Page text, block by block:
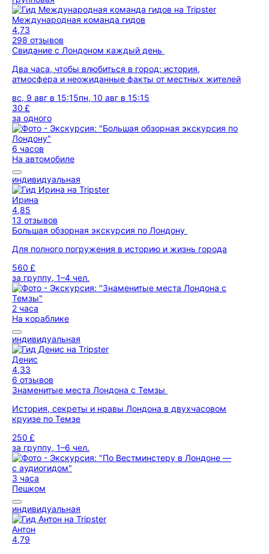
Международная команда гидов
4,73
298 отзывов
Свидание с Лондоном каждый день
Два часа, чтобы влюбиться в город: история,
атмосфера и неожиданные факты от местных жителей
вс, 9 авг в 15:15пн, 10 авг в 15:15
30 £
за одного
6 часов
На автомобиле
индивидуальная
Ирина
4,85
13 отзывов
Большая обзорная экскурсия по Лондону
Для полного погружения в историю и жизнь города
560 £
за группу, 1–4 чел.
2 часа
На кораблике
индивидуальная
Денис
4,33
6 отзывов
Знаменитые места Лондона с Темзы
История, секреты и нравы Лондона в двухчасовом
круизе по Темзе
250 £
за группу, 1–6 чел.
3 часа
Пешком
индивидуальная
Антон
4,79